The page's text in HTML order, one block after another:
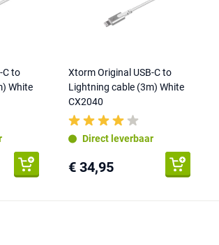
C to
White
Xtorm Original USB-C to
Lightning cable (3m) White
CX2040
Direct leverbaar
€ 34,95